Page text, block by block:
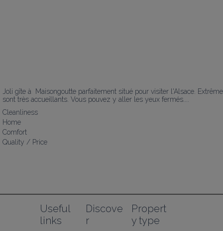
Joli gîte à  Maisongoutte parfaitement situé pour visiter l'Alsace.
sont très accueillants. Vous pouvez y aller les yeux fermés....
Cleanliness
Home
Comfort
Quality / Price
Useful
links
Discove
r
Propert
y type